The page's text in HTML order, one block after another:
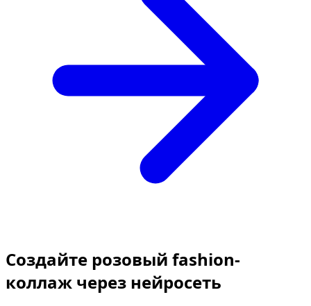
Создайте розовый fashion-
коллаж через нейросеть